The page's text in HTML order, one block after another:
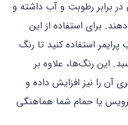
برابر رطوبت و آب داشته و
برای استفاده از این
استفاده کنید تا رنگ
این رنگ‌ها، علاوه بر
آن را نیز افزایش داده و
یا حمام شما هماهنگی